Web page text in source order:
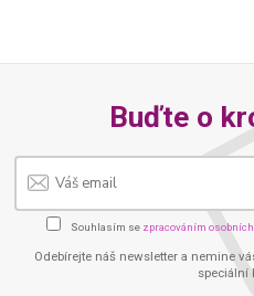
Buďte o
Souhlasím se zpracováním
Odebírejte náš newsletter a nemine
speciální